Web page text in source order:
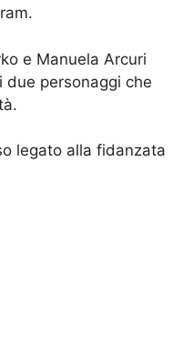
e Manuela Arcuri
due personaggi che
legato alla fidanzata